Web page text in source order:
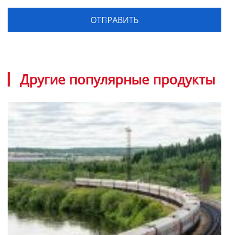
Другие популярные продукты